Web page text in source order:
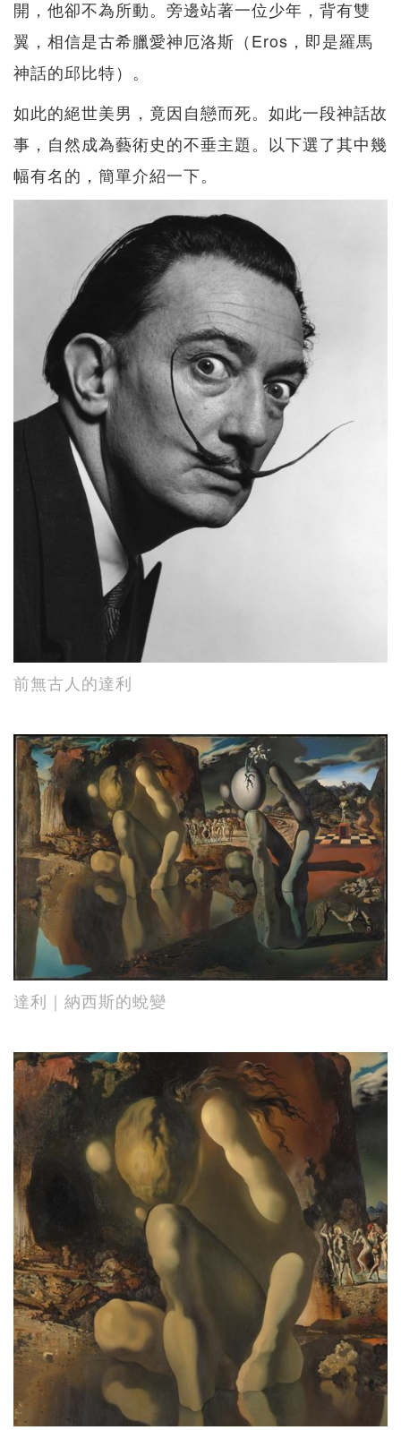
開，他卻不為所動。旁邊站著一位少年，背有雙
翼，相信是古希臘愛神厄洛斯（Eros，即是羅馬
神話的邱比特）。
如此的絕世美男，竟因自戀而死。如此一段神話故
事，自然成為藝術史的不垂主題。以下選了其中幾
幅有名的，簡單介紹一下。
前無古人的達利
達利｜納西斯的蛻變